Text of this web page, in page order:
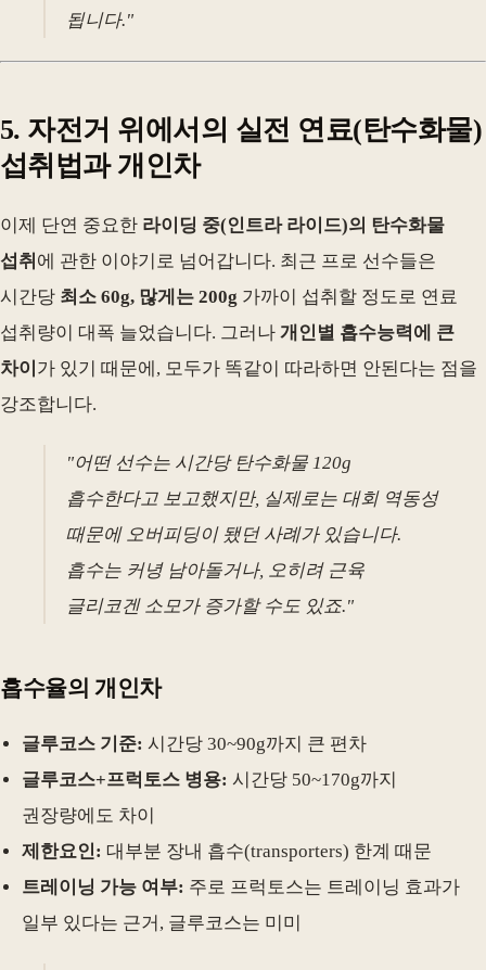
됩니다."
5. 자전거 위에서의 실전 연료(탄수화물)
섭취법과 개인차
이제 단연 중요한 라이딩 중(인트라 라이드)의 탄수화물
섭취 에 관한 이야기로 넘어갑니다. 최근 프로 선수들은
시간당 최소 60g, 많게는 200g 가까이 섭취할 정도로 연료
섭취량이 대폭 늘었습니다. 그러나 개인별 흡수능력에 큰
차이 가 있기 때문에, 모두가 똑같이 따라하면 안된다는 점을
강조합니다.
"어떤 선수는 시간당 탄수화물 120g
흡수한다고 보고했지만, 실제로는 대회 역동성
때문에 오버피딩이 됐던 사례가 있습니다.
흡수는 커녕 남아돌거나, 오히려 근육
글리코겐 소모가 증가할 수도 있죠."
흡수율의 개인차
글루코스 기준: 시간당 30~90g까지 큰 편차
글루코스+프럭토스 병용: 시간당 50~170g까지
권장량에도 차이
제한요인: 대부분 장내 흡수(transporters) 한계 때문
트레이닝 가능 여부: 주로 프럭토스는 트레이닝 효과가
일부 있다는 근거, 글루코스는 미미